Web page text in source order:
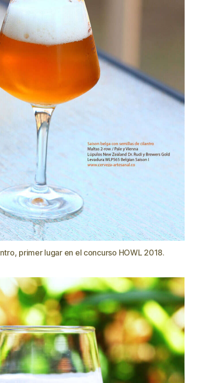
primer lugar en el concurso HOWL 2018.